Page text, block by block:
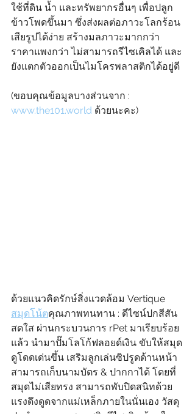
ใช้ที่ดิน น้ำ และทรัพยากรอื่นๆ เพื่อปลูก
ข้าวโพดขึ้นมา ซึ่งส่งผลต่อภาวะโลกร้อน
เสียรูปได้ง่าย สร้างมลภาวะมากกว่า
ราคาแพงกว่า ไม่สามารถรีไซเคิลได้ และ
ยังแตกตัวออกเป็นไมโครพลาสติกได้อยู่ดี
(ขอบคุณข้อมูลบางส่วนจาก :
www.the101.world ด้วยนะคะ)
ด้วยแนวคิดรักษ์สิ่งแวดล้อม Vertique
สมุดโน้ตคุณภาพทนทาน : ดีไซน์ปกสีสัน
สดใส ผ่านกระบวนการ rPet มาเรียบร้อย
แล้ว นำมาปั๊มโลโก้ฟลอยด์เงิน ขับให้สมุด
ดูโดดเด่นขึ้น เสริมลูกเล่นซิปรูดด้านหน้า
สามารถเก็บนามบัตร & ปากกาได้ โดยที่
สมุดไม่เสียทรง สามารถพับปิดสนิทด้วย
แรงดึงดูดจากแม่เหล็กภายในนั่นเอง วัสดุ